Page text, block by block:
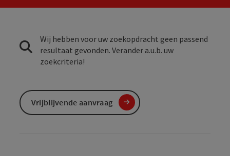
Wij hebben voor uw zoekopdracht geen passend
resultaat gevonden. Verander a.u.b. uw
zoekcriteria!
Vrijblijvende aanvraag